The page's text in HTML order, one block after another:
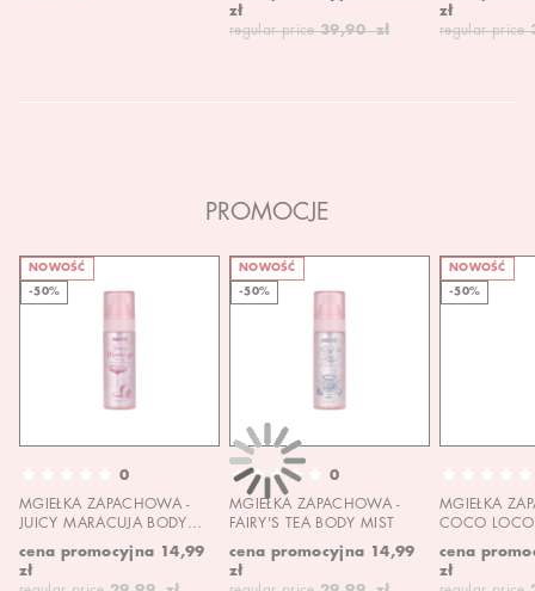
zł
regular price 39,90 zł
zł
regular price
PROMOCJE
NOWOŚĆ
-50%
0
MGIEŁKA ZAPACHOWA -
JUICY MARACUJA BODY
cena promocyjna 14,99
zł
NOWOŚĆ
-50%
0
MGIEŁKA ZAPACHOWA -
FAIRY'S TEA BODY MIST
cena promocyjna 14,99
zł
NOWOŚĆ
-50%
MGIEŁKA
COCO
cena
zł